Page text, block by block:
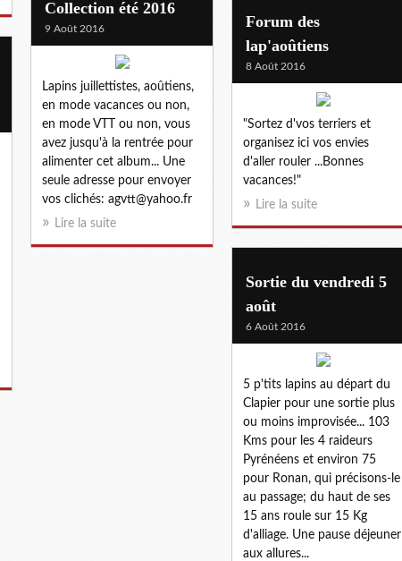
Collection été 2016
9 Août 2016
Lapins juillettistes, aoûtiens,
en mode vacances ou non,
en mode VTT ou non, vous
avez jusqu'à la rentrée pour
alimenter cet album... Une
seule adresse pour envoyer
vos clichés: agvtt@yahoo.fr
Lire la suite
Forum des
lap'aoûtiens
8 Août 2016
"Sortez d'vos terriers et
organisez ici vos envies
d'aller rouler ...Bonnes
vacances!"
Lire la suite
Sortie du vendredi 5
août
6 Août 2016
5 p'tits lapins au départ du
Clapier pour une sortie plus
ou moins improvisée... 103
Kms pour les 4 raideurs
Pyrénéens et environ 75
pour Ronan, qui précisons-le
au passage; du haut de ses
15 ans roule sur 15 Kg
d'alliage. Une pause déjeuner
aux allures...